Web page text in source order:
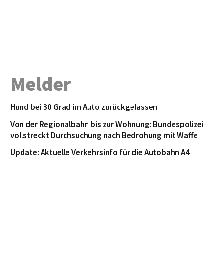
Melder
Hund bei 30 Grad im Auto zurückgelassen
Von der Regionalbahn bis zur Wohnung: Bundespolizei
vollstreckt Durchsuchung nach Bedrohung mit Waffe
Update: Aktuelle Verkehrsinfo für die Autobahn A4